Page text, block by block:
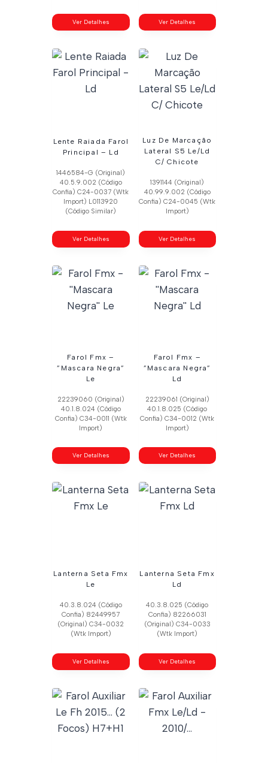
Ver Detalhes Ver Detalhes
Lente Raiada Farol
Principal – Ld
1446584-G (Original)
40.5.9.002 (Código
Confia) C24-0037 (Wtk
Import) L0113920
(Código Similar)
Ver Detalhes
Luz De Marcação
Lateral S5 Le/Ld
C/ Chicote
1391144 (Original)
40.99.9.002 (Código
Confia) C24-0045 (Wtk
Import)
Ver Detalhes
Farol Fmx –
”Mascara Negra”
Le
22239060 (Original)
40.1.8.024 (Código
Confia) C34-0011 (Wtk
Import)
Ver Detalhes
Farol Fmx –
”Mascara Negra”
Ld
22239061 (Original)
40.1.8.025 (Código
Confia) C34-0012 (Wtk
Import)
Ver Detalhes
Lanterna Seta Fmx
Le
40.3.8.024 (Código
Confia) 82449957
(Original) C34-0032
(Wtk Import)
Ver Detalhes
Lanterna Seta Fmx
Ld
40.3.8.025 (Código
Confia) 82266031
(Original) C34-0033
(Wtk Import)
Ver Detalhes